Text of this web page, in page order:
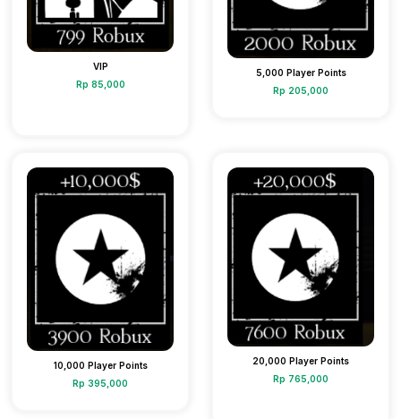
VIP
Rp 85,000
5,000 Player Points
Rp 205,000
10,000 Player Points
Rp 395,000
20,000 Player Points
Rp 765,000